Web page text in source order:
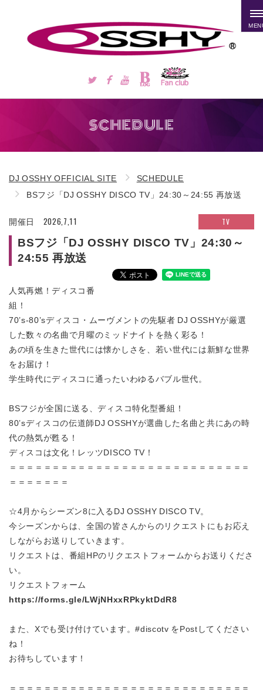
SCHEDULE
DJ OSSHY OFFICIAL SITE
SCHEDULE
BSフジ「DJ OSSHY DISCO TV」24:30～24:55 再放送
開催日 2026,7,11 TV
BSフジ「DJ OSSHY DISCO TV」24:30～
24:55 再放送
人気再燃！ディスコ番
組！
70’s-80’sディスコ・ムーヴメントの先駆者 DJ OSSHYが厳選
した数々の名曲で月曜のミッドナイトを熱く彩る！
あの頃を生きた世代には懐かしさを、若い世代には新鮮な世界
をお届け！
学生時代にディスコに通ったいわゆるバブル世代。
BSフジが全国に送る、ディスコ特化型番組！
80’sディスコの伝道師DJ OSSHYが選曲した名曲と共にあの時
代の熱気が甦る！
ディスコは文化！レッツDISCO TV！
＝＝＝＝＝＝＝＝＝＝＝＝＝＝＝＝＝＝＝＝＝＝＝＝＝＝＝＝
＝＝＝＝＝＝＝
☆4月からシーズン8に入るDJ OSSHY DISCO TV。
今シーズンからは、全国の皆さんからのリクエストにもお応え
しながらお送りしていきます。
リクエストは、番組HPのリクエストフォームからお送りくださ
い。
リクエストフォーム
https://forms.gle/LWjNHxxRPkyktDdR8
また、Xでも受け付けています。#discotv をPostしてください
ね！
お待ちしています！
＝＝＝＝＝＝＝＝＝＝＝＝＝＝＝＝＝＝＝＝＝＝＝＝＝＝＝＝